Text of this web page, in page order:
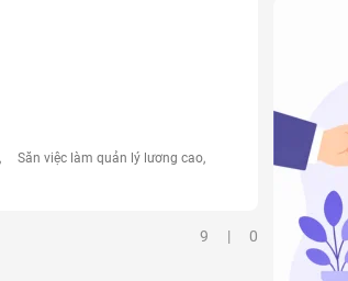
Săn việc làm quản lý lương cao
9 | 0